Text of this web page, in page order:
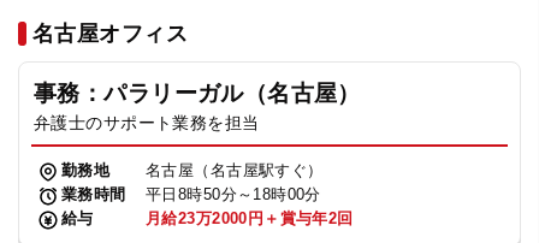
名古屋オフィス
事務：パラリーガル（名古屋）
弁護士のサポート業務を担当
勤務地
名古屋（名古屋駅すぐ）
業務時間
平日8時50分～18時00分
給与
月給23万2000円＋賞与年2回